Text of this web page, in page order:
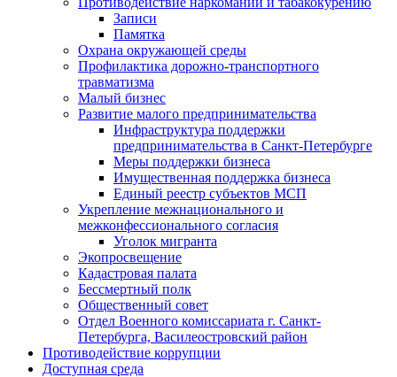
Записи
Памятка
Охрана окружающей среды
Профилактика дорожно-транспортного
травматизма
Малый бизнес
Развитие малого предпринимательства
Инфраструктура поддержки
предпринимательства в Санкт-Петербурге
Меры поддержки бизнеса
Имущественная поддержка бизнеса
Единый реестр субъектов МСП
Укрепление межнационального и
межконфессионального согласия
Уголок мигранта
Экопросвещение
Кадастровая палата
Бессмертный полк
Общественный совет
Отдел Военного комиссариата г. Санкт-
Петербурга, Василеостровский район
Противодействие коррупции
Доступная среда